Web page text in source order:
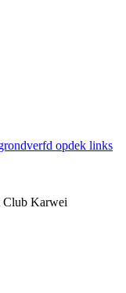
opdek links
Club Karwei